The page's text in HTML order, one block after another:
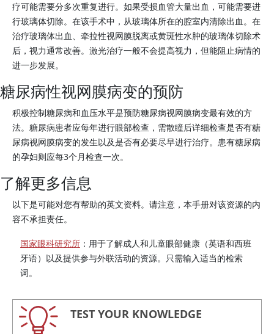
疗可能需要分多次重复进行。如果受损血管大量出血，可能需要进
行玻璃体切除。在该手术中，从玻璃体所在的腔室内清除出血。在
治疗玻璃体出血、牵拉性视网膜脱离或黄斑性水肿的玻璃体切除术
后，视力通常改善。激光治疗一般不会提高视力，但能阻止病情的
进一步发展。
糖尿病性视网膜病变的预防
积极控制糖尿病和血压水平是预防糖尿病视网膜病变最有效的方
法。糖尿病患者应每年进行眼部检查，需散瞳后详细检查是否有糖
尿病视网膜病变的发生以及是否有必要尽早进行治疗。患有糖尿病
的孕妇则应每3个月检查一次。
了解更多信息
以下是可能对您有帮助的英文资料。请注意，本手册对该资源的内
容不承担责任。
国家眼科研究所 ：用于了解成人和儿童眼部健康（英语和西班
牙语）以及提供参与外联活动的资源。只需输入适当的检索
词。
TEST YOUR KNOWLEDGE